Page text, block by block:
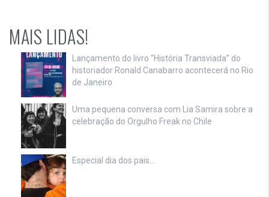
MAIS LIDAS!
Lançamento do livro “História Transviada” do
historiador Ronald Canabarro acontecerá no Rio
de Janeiro
Uma pequena conversa com Lia Samira sobre a
celebração do Orgulho Freak no Chile
Especial dia dos pais…